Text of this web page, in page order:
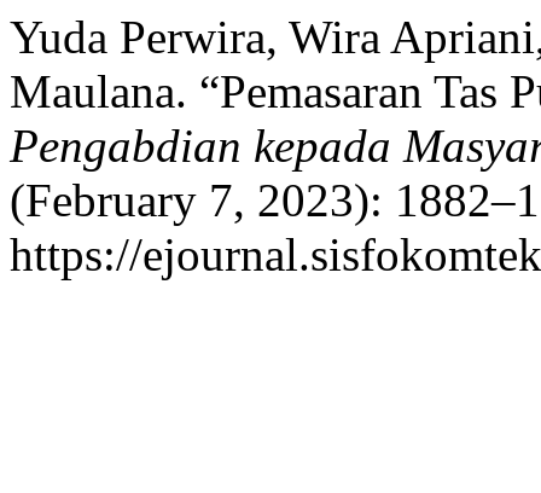
Yuda Perwira, Wira
Maulana. “Pemasaran Tas
Pengabdian kepada
(February 7, 2023):
https://